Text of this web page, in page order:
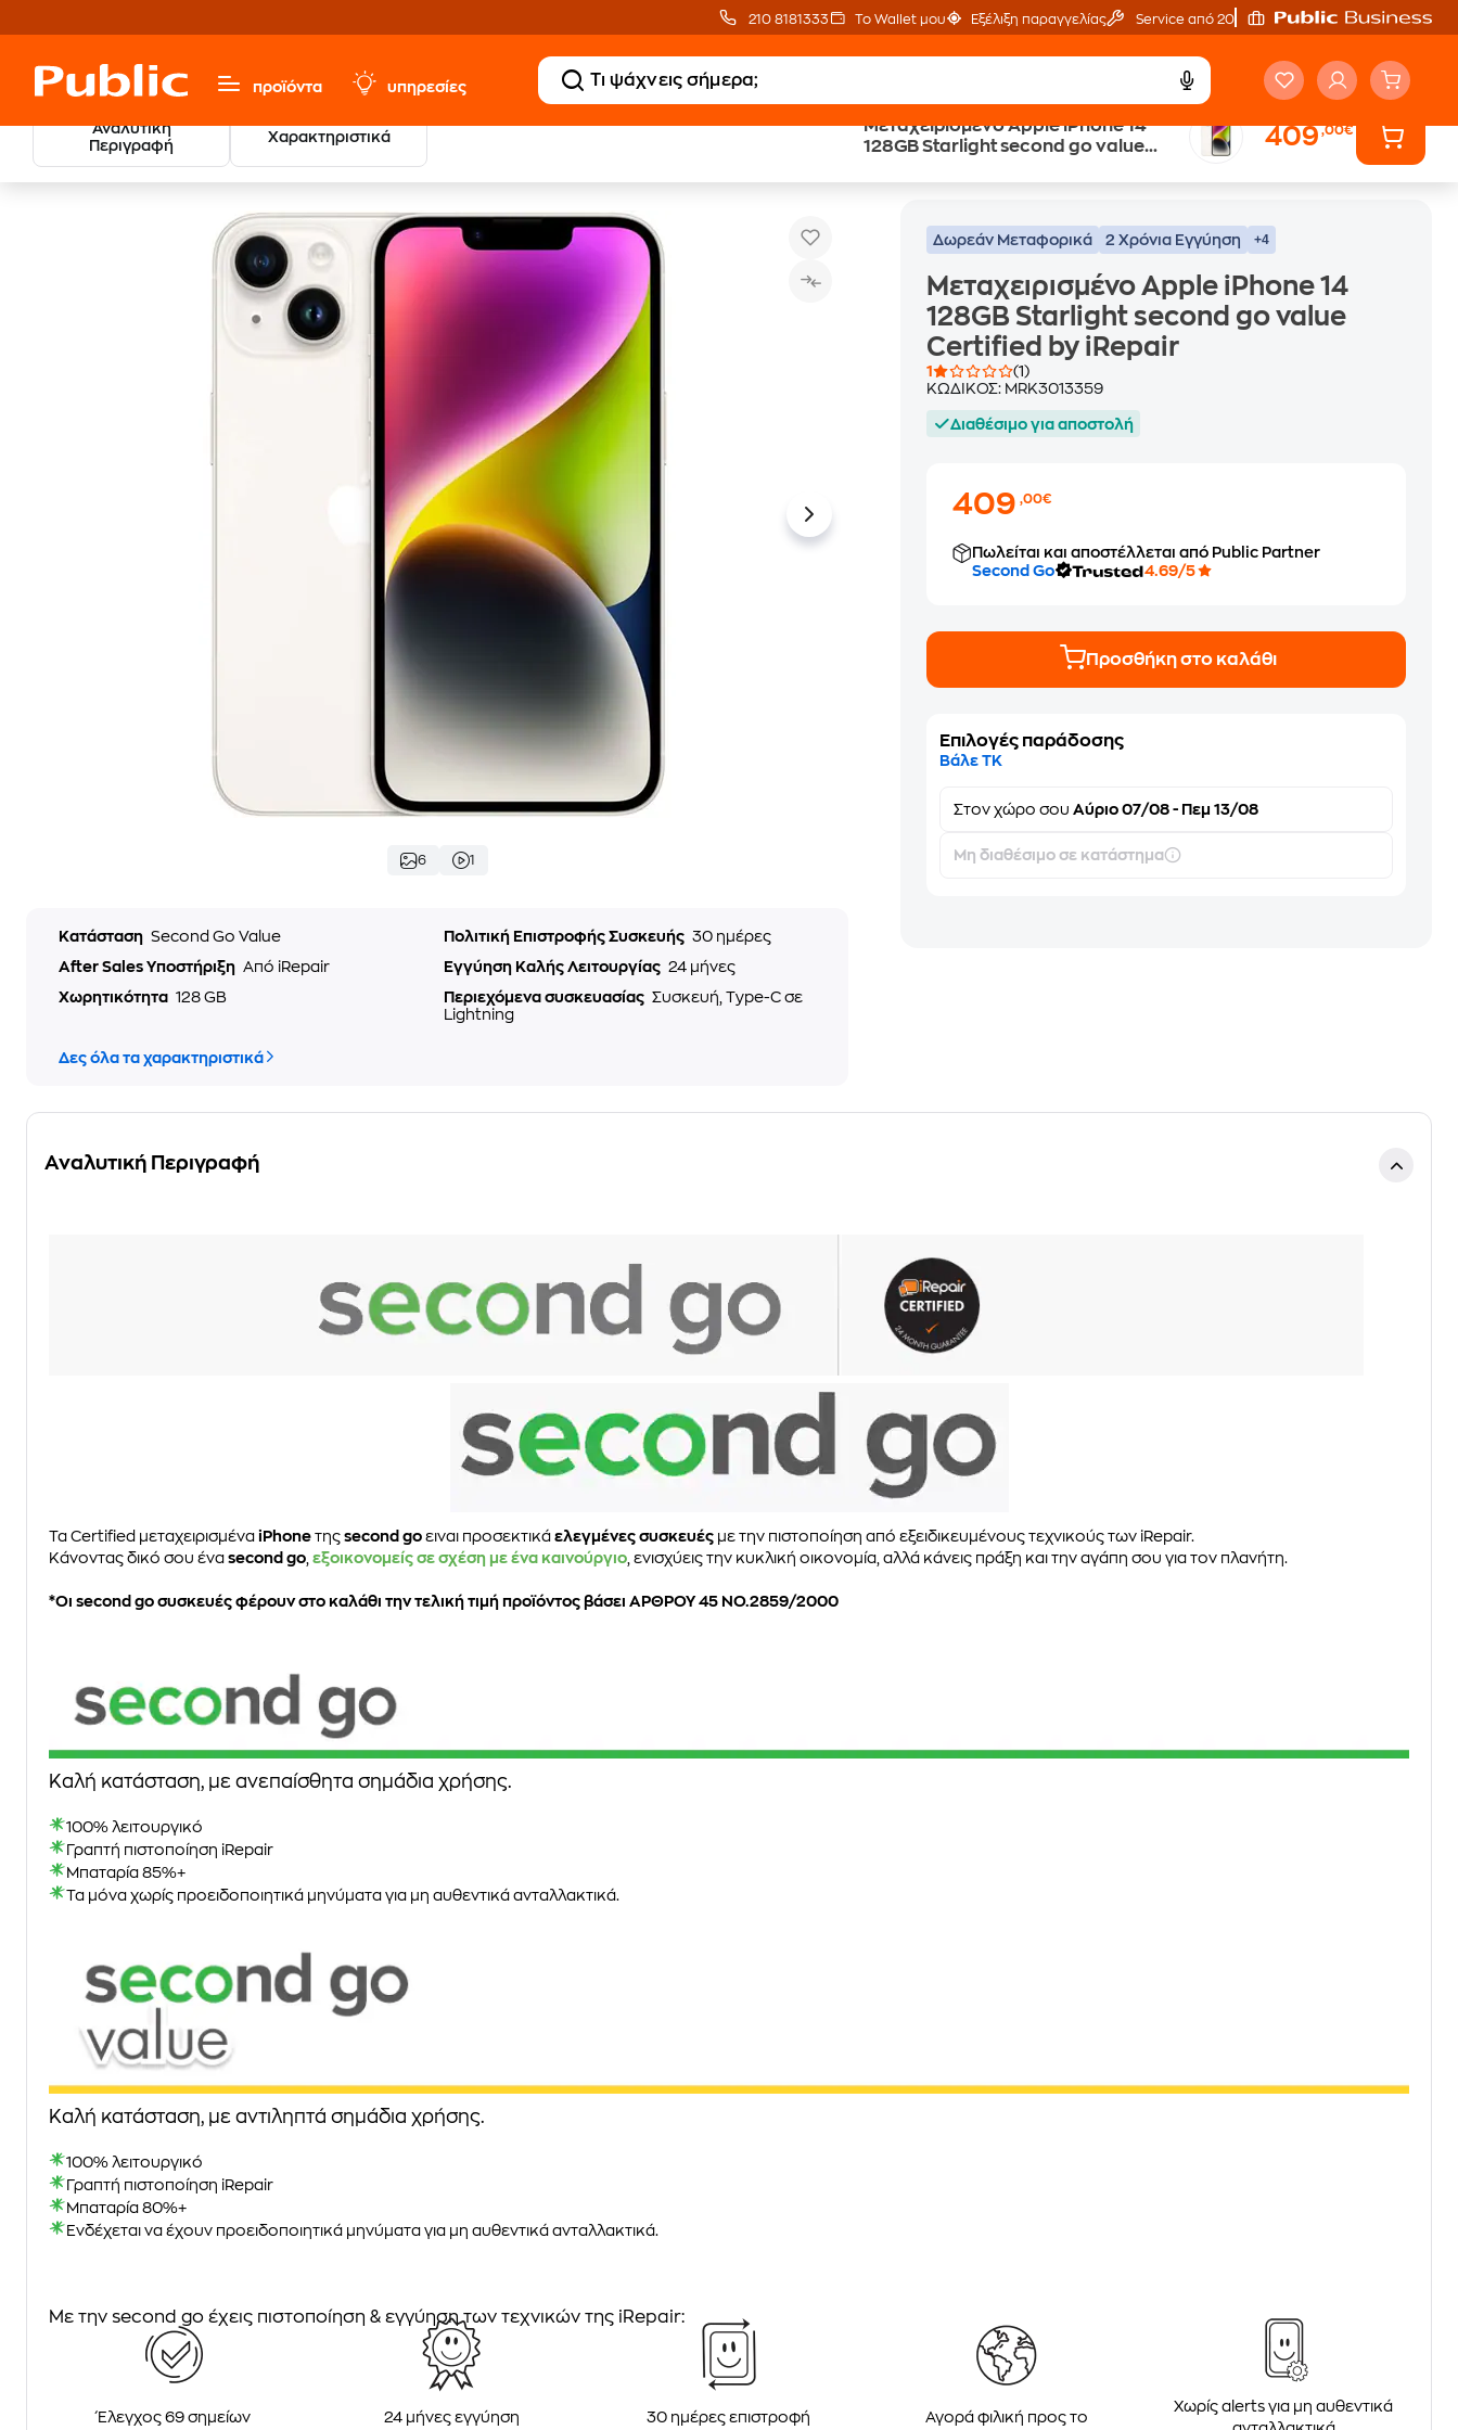
210 8181333 Το Wallet μου Εξέλιξη παραγγελίας Service από 20'
προϊόντα υπηρεσίες
Αναλυτική
Περιγραφή
Χαρακτηριστικά
Μεταχειρισμένο Apple iPhone 14
128GB Starlight second go value
409,00€
Refurbished & Certified Μεταχειρισμένα
Μεταχειρισμένο Apple iPhone 14 128GB Starlight second go value Certified by iRepair
6 1
Κατάσταση Second Go Value Πολιτική Επιστροφής Συσκευής 30 ημέρες
After Sales Υποστήριξη Από iRepair Εγγύηση Καλής Λειτουργίας 24 μήνες
Χωρητικότητα 128 GB Περιεχόμενα συσκευασίας Συσκευή, Type-C σε
Lightning
Δες όλα τα χαρακτηριστικά
Δωρεάν Μεταφορικά 2 Χρόνια Εγγύηση +4
Μεταχειρισμένο Apple iPhone 14
128GB Starlight second go value
Certified by iRepair
1
(1)
ΚΩΔΙΚΟΣ: MRK3013359
Διαθέσιμο για αποστολή
409,00€
Πωλείται και αποστέλλεται από Public Partner
Second Go
4.69/5
Προσθήκη στο καλάθι
Επιλογές παράδοσης
Βάλε ΤΚ
Στονχώρο σου Αύριο 07/08 - Πεμ 13/08
Μη διαθέσιμο σε κατάστημα
Αναλυτική Περιγραφή
Τα Certified μεταχειρισμένα iPhone της second go ειναι προσεκτικά ελεγμένες συσκευές με την πιστοποίηση από εξειδικευμένους τεχνικούς των iRepair.
Κάνοντας δικό σου ένα second go εξοικονομείς σε σχέση με ένα καινούργιο , ενισχύεις την κυκλική οικονομία, αλλά κάνεις πράξη και την αγάπη σου για τον πλανήτη.
*Oι second go συσκευές φέρουν στο καλάθι την τελική τιμή προϊόντος βάσει ΑΡΘΡΟΥ 45 ΝΟ.2859/2000
Καλή κατάσταση, με ανεπαίσθητα σημάδια χρήσης.
100% λειτουργικό
Γραπτή πιστοποίηση iRepair
Μπαταρία 85%+
Τα μόνα χωρίς προειδοποιητικά μηνύματα για μη αυθεντικά ανταλλακτικά.
Καλή κατάσταση, με αντιληπτά σημάδια χρήσης.
100% λειτουργικό
Γραπτή πιστοποίηση iRepair
Μπαταρία 80%+
Ενδέχεται να έχουν προειδοποιητικά μηνύματα για μη αυθεντικά ανταλλακτικά.
Με την second go έχεις πιστοποίηση & εγγύηση των τεχνικών της iRepair:
Έλεγχος 69 σημείων 24 μήνες εγγύηση 30 ημέρες επιστροφή Αγορά φιλική προς το
Χωρίς alerts για μη αυθεντικά